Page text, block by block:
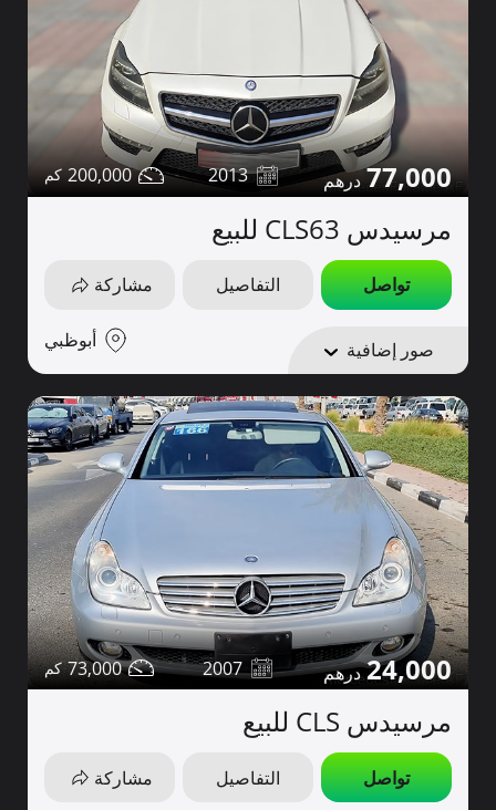
77,000
2013
200,000
مرسيدس CLS63 للبيع
تواصل التفاصيل مشاركة
صور إضافية أبوظبي
24,000
2007
73,000
مرسيدس CLS للبيع
تواصل التفاصيل مشاركة